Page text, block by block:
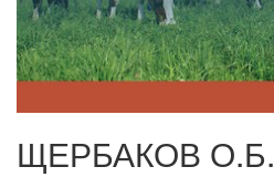
ЩЕРБАКОВ О.Б.